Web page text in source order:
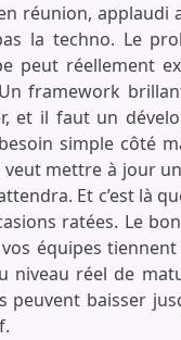
réunion, applaudi
la techno. Le
peut réellement
framework
et il faut un
simple côté
mettre à jour
Et c’est là
ratées. Le
équipes
niveau réel de
baisser